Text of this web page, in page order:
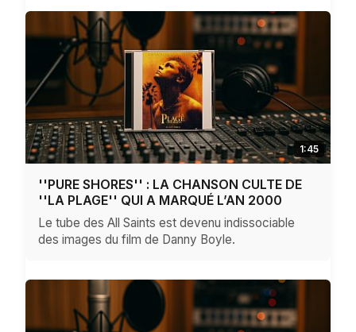
1:45
''PURE SHORES'' : LA CHANSON CULTE DE
''LA PLAGE'' QUI A MARQUÉ L’AN 2000
Le tube des All Saints est devenu indissociable
des images du film de Danny Boyle.